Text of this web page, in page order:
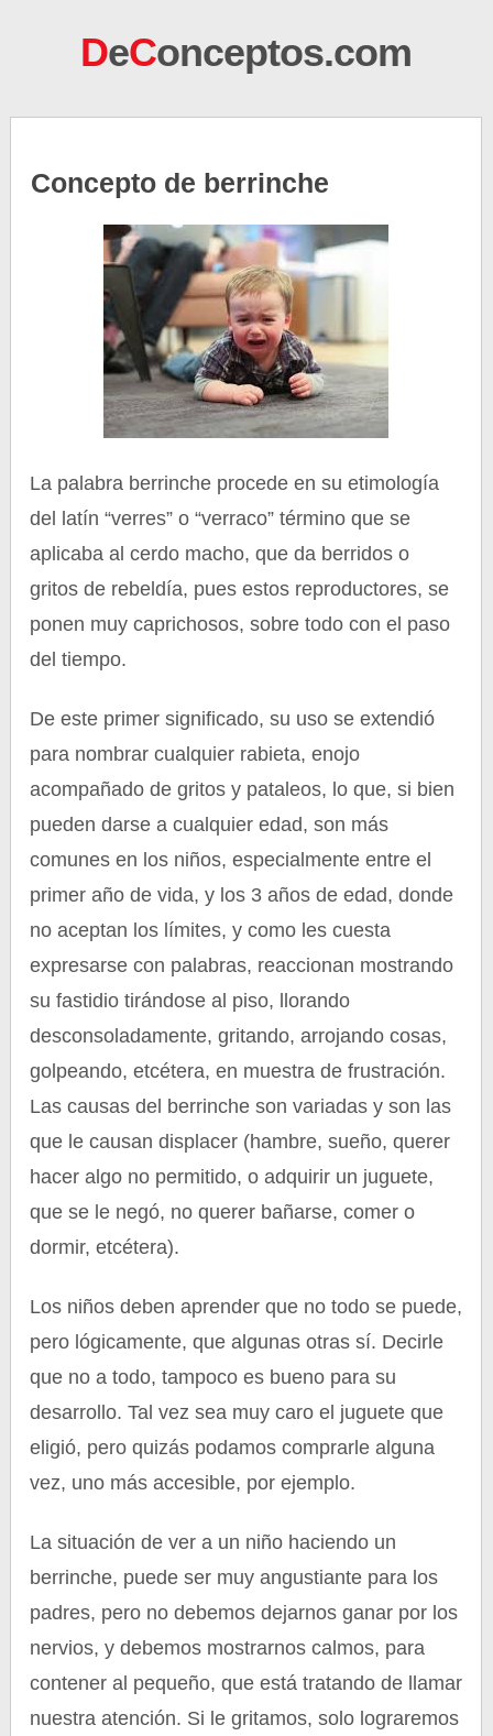
DeConceptos.com
Concepto de berrinche
La palabra berrinche procede en su etimología
del latín “verres” o “verraco” término que se
aplicaba al cerdo macho, que da berridos o
gritos de rebeldía, pues estos reproductores, se
ponen muy caprichosos, sobre todo con el paso
del tiempo.
De este primer significado, su uso se extendió
para nombrar cualquier rabieta, enojo
acompañado de gritos y pataleos, lo que, si bien
pueden darse a cualquier edad, son más
comunes en los niños, especialmente entre el
primer año de vida, y los 3 años de edad, donde
no aceptan los límites, y como les cuesta
expresarse con palabras, reaccionan mostrando
su fastidio tirándose al piso, llorando
desconsoladamente, gritando, arrojando cosas,
golpeando, etcétera, en muestra de frustración.
Las causas del berrinche son variadas y son las
que le causan displacer (hambre, sueño, querer
hacer algo no permitido, o adquirir un juguete,
que se le negó, no querer bañarse, comer o
dormir, etcétera).
Los niños deben aprender que no todo se puede,
pero lógicamente, que algunas otras sí. Decirle
que no a todo, tampoco es bueno para su
desarrollo. Tal vez sea muy caro el juguete que
eligió, pero quizás podamos comprarle alguna
vez, uno más accesible, por ejemplo.
La situación de ver a un niño haciendo un
berrinche, puede ser muy angustiante para los
padres, pero no debemos dejarnos ganar por los
nervios, y debemos mostrarnos calmos, para
contener al pequeño, que está tratando de llamar
nuestra atención. Si le gritamos, solo lograremos